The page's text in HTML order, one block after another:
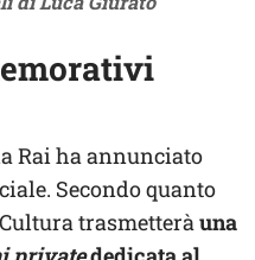
Rai ha annunciato
Secondo quanto
trasmetterà una